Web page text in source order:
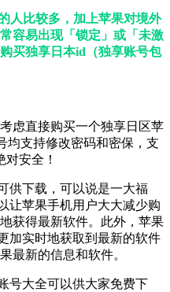
人比较多，加上苹果对境外
容易出现「锁定」或「未激
买独享日本id（独享账号包
虑直接购买一个独享日区苹
均支持修改密码和密保，支
安全！
供下载，可以说是一大福
让苹果手机用户大大减少购
获得最新软件。此外，苹果
加实时地获取到最新的软件
最新的信息和软件。
号大全可以供大家免费下